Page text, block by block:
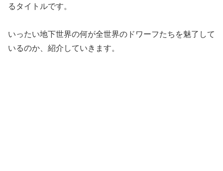
るタイトルです。
いったい地下世界の何が全世界のドワーフたちを魅了して
いるのか、紹介していきます。